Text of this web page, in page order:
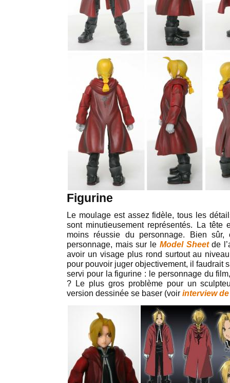
Figurine
Le moulage est assez fidèle, tous les
sont minutieusement représentés. La tête
moins réussie du personnage. Bien
personnage, mais sur le Model Sheetde
avoir un visage plus rond surtout au
pour pouvoir juger objectivement, il faudrait
servi pour la figurine : le personnage du
? Le plus gros problème pour un
version dessinée se baser (voir interview